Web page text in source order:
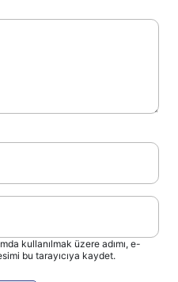
kullanılmak üzere adımı, e-
bu tarayıcıya kaydet.